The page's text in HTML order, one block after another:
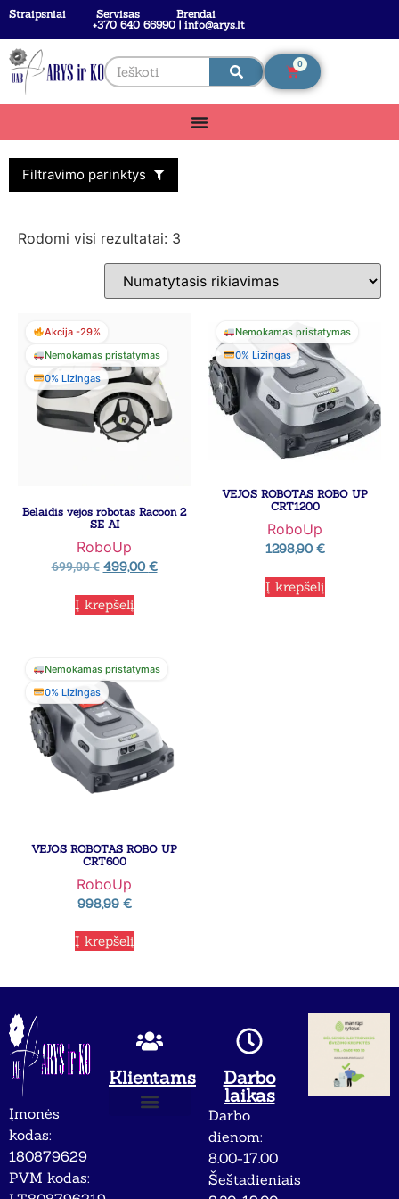
Straipsniai Servisas
Brendai
+370 640 66990 | info@arys.lt
0
Filtravimo parinktys
Rodomi visi rezultatai: 3
Akcija -29%
Nemokamas pristatymas
0% Lizingas
Belaidis vejos robotas Racoon 2
SE AI
RoboUp
699,00€ 499,00€
Į krepšelį
Nemokamas pristatymas
0% Lizingas
VEJOS ROBOTAS ROBO UP
CRT1200
RoboUp
1298,90€
Į krepšelį
Nemokamas pristatymas
0% Lizingas
VEJOS ROBOTAS ROBO UP
CRT600
RoboUp
998,99 €
Į krepšelį
Įmonės
kodas:
180879629
PVM kodas:
Klientams
Darbo
laikas
Darbo
dienom:
8.00-17.00
Šeštadieniais